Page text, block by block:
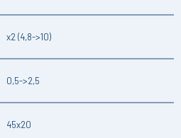
x2 (4,8->10)
0,5->2,5
45x20